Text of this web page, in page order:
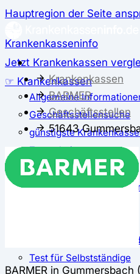
Hauptregion der Seite
Krankenkasseninfo
Jetzt Krankenkassen
☞ Krankenkassen
Allgemeine
Geschäftsstellensuche
günstigste
Zusatzbeitrag
✅ Krankenkassen Test
Der große
Test für Schwangere
Test für Selbstständige
Krankenkassen
BARMER
Geschäftsstellen
51643
BARMER in Gummersbach